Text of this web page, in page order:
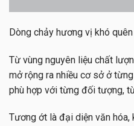
Dòng chảy hương vị khó quên
Từ vùng nguyên liệu chất
mở rộng ra nhiều cơ sở ở
phù hợp với từng đối tượng,
Tương ớt là đại diện văn